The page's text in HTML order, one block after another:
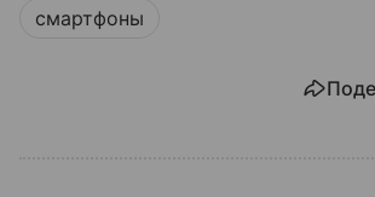
смартфоны